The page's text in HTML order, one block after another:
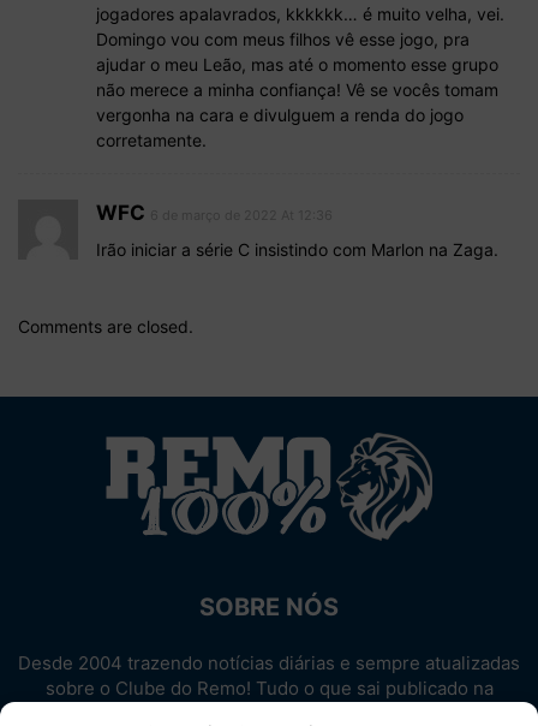
jogadores apalavrados, kkkkkk… é muito velha, vei.
Domingo vou com meus filhos vê esse jogo, pra
ajudar o meu Leão, mas até o momento esse grupo
não merece a minha confiança! Vê se vocês tomam
vergonha na cara e divulguem a renda do jogo
corretamente.
WFC
Irão iniciar a série C insistindo com Marlon na Zaga.
Comments are closed.
SOBRE NÓS
Desde 2004 trazendo notícias diárias e sempre atualizadas
sobre o Clube do Remo! Tudo o que sai publicado na